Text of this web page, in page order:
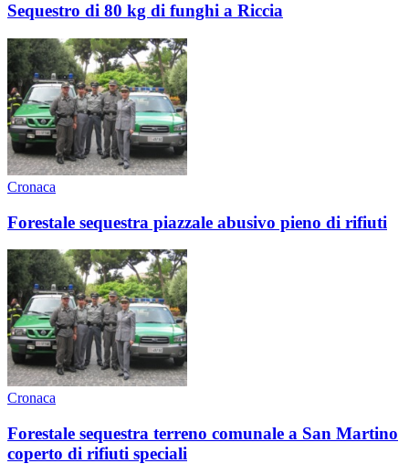
Sequestro di 80 kg di funghi a Riccia
Cronaca
Forestale sequestra piazzale abusivo pieno di rifiuti
Cronaca
Forestale sequestra terreno comunale a San Martino
coperto di rifiuti speciali